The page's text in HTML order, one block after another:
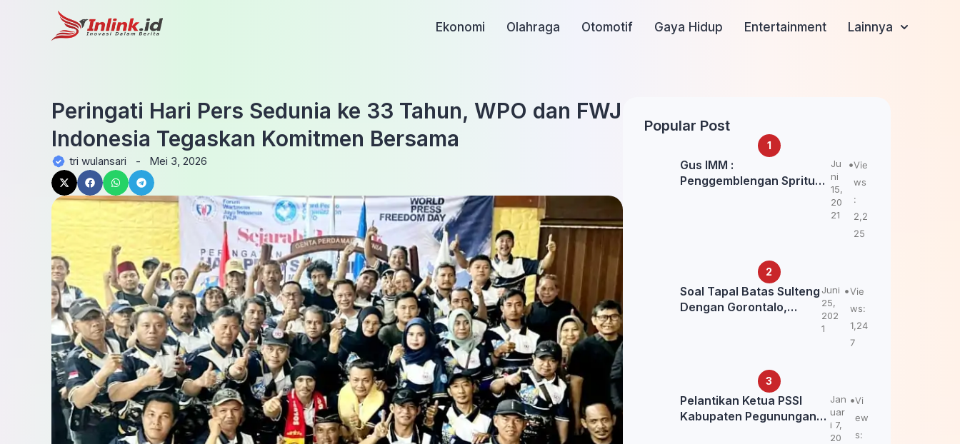
Ekonomi Olahraga Otomotif Gaya Hidup Entertainment Lainnya
Peringati Hari Pers Sedunia ke 33 Tahun, WPO dan FWJ
Indonesia Tegaskan Komitmen Bersama
tri wulansari - Mei 3, 2026
Popular Post
Gus IMM :
Penggemblengan Spritual
Ju
ni
15,
20
21
Vie
ws
:
2,2
25
Soal Tapal Batas Sulteng
Dengan Gorontalo,
Juni
25,
202
1
Vie
ws:
1,24
7
Pelantikan Ketua PSSI
Kabupaten Pegunungan
Jan
uar
i 7,
20
Vi
ew
s: